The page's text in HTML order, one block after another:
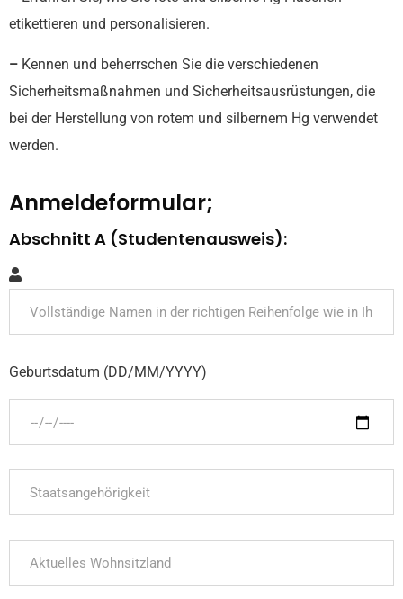
etikettieren und personalisieren.
– Kennen und beherrschen Sie die verschiedenen
Sicherheitsmaßnahmen und Sicherheitsausrüstungen, die
bei der Herstellung von rotem und silbernem Hg verwendet
werden.
Anmeldeformular;
Abschnitt A (Studentenausweis):
Geburtsdatum (DD/MM/YYYY)